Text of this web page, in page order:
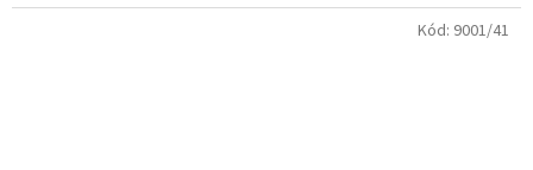
Kód: 9001/41